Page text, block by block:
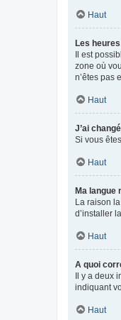
Haut
Les
Il est
zone où
n’êtes pas
Haut
J’ai
Si vous
Haut
Ma langue
La raison
d’installer
Haut
A quoi
Il y a deux
indiquant
Haut